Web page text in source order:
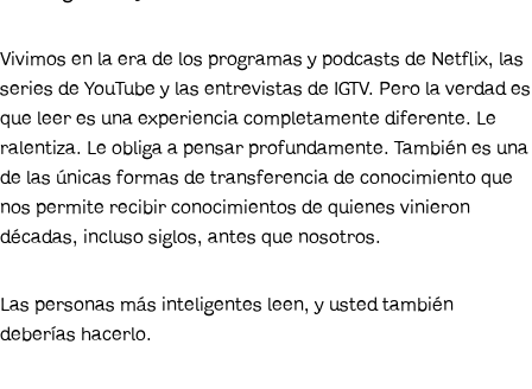
Vivimos en la era de los programas y podcasts de Netflix, las
series de YouTube y las entrevistas de IGTV. Pero la verdad es
que leer es una experiencia completamente diferente. Le
ralentiza. Le obliga a pensar profundamente. También es una
de las únicas formas de transferencia de conocimiento que
nos permite recibir conocimientos de quienes vinieron
décadas, incluso siglos, antes que nosotros.
Las personas más inteligentes leen, y usted también
deberías hacerlo.